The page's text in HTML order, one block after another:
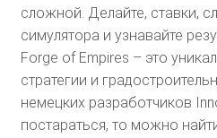
сложной. Делайте, ставки,
симулятора и узнавайте
Forge of Empires – это
стратегии и
немецких разработчиков
постараться, то можно